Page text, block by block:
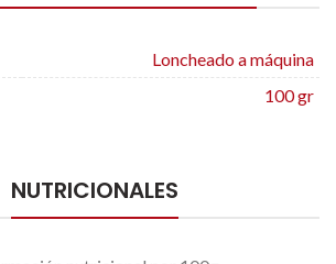
Loncheado a máquina
100 gr
NUTRICIONALES